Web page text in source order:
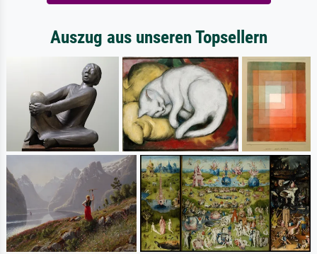
Auszug aus unseren Topsellern